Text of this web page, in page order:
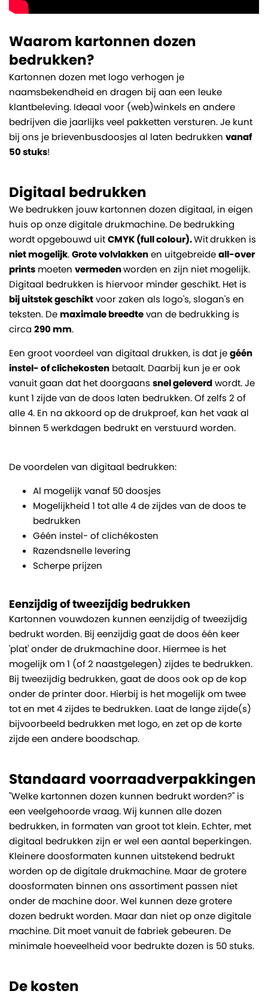
Waarom kartonnen dozen
bedrukken?
Kartonnen dozen met logo verhogen je
naamsbekendheid en dragen bij aan een leuke
klantbeleving. Ideaal voor (web)winkels en andere
bedrijven die jaarlijks veel pakketten versturen. Je kunt
bij ons je brievenbusdoosjes al laten bedrukken vanaf
50 stuks!
Digitaal bedrukken
We bedrukken jouw kartonnen dozen digitaal, in eigen
huis op onze digitale drukmachine. De bedrukking
wordt opgebouwd uitCMYK (full colour).Witdrukken is
niet mogelijk.Grote volvlakkenen uitgebreideall-over
prints moeten vermedenworden en zijn niet mogelijk.
Digitaal bedrukken is hiervoor minder geschikt. Het is
bij uitstek geschiktvoor zaken als logo's, slogan's en
teksten. De maximale breedtevan de bedrukking is
circa 290 mm.
Een groot voordeel van digitaal drukken, is dat jegéén
instel- of clichekosten betaalt. Daarbij kun je er ook
vanuit gaan dat het doorgaans snel geleverdwordt. Je
kunt 1 zijde van de doos laten bedrukken. Of zelfs 2 of
alle 4. En na akkoord op de drukproef, kan het vaak al
binnen 5 werkdagen bedrukt en verstuurd worden.
De voordelen van digitaal bedrukken:
Al mogelijk vanaf 50 doosjes
Mogelijkheid 1 tot alle 4 de zijdes van de doos te
bedrukken
Géén instel- of clichékosten
Razendsnelle levering
Scherpe prijzen
Eenzijdig of tweezijdig bedrukken
Kartonnen vouwdozen kunnen eenzijdig of tweezijdig
bedrukt worden. Bij eenzijdig gaat de doos één keer
'plat' onder de drukmachine door. Hiermee is het
mogelijk om 1 (of 2 naastgelegen) zijdes te bedrukken.
Bij tweezijdig bedrukken, gaat de doos ook op de kop
onder de printer door. Hierbij is het mogelijk om twee
tot en met 4 zijdes te bedrukken. Laat de lange zijde(s)
bijvoorbeeld bedrukken met logo, en zet op de korte
zijde een andere boodschap.
Standaard voorraadverpakkingen
"Welke kartonnen dozen kunnen bedrukt worden?" is
een veelgehoorde vraag. Wij kunnen alle dozen
bedrukken, in formaten van groot tot klein. Echter, met
digitaal bedrukken zijn er wel een aantal beperkingen.
Kleinere doosformaten kunnen uitstekend bedrukt
worden op de digitale drukmachine. Maar de grotere
doosformaten binnen ons assortiment passen niet
onder de machine door. Wel kunnen deze grotere
dozen bedrukt worden. Maar dan niet op onze digitale
machine. Dit moet vanuit de fabriek gebeuren. De
minimale hoeveelheid voor bedrukte dozen is 50 stuks.
De kosten